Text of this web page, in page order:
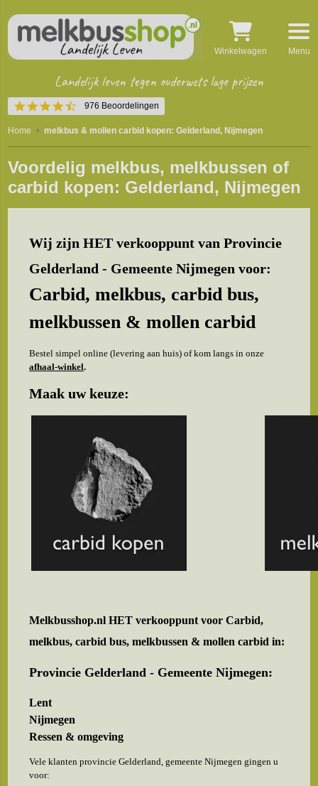
4.5
star
rating
976 Beoordelingen
Landelijk leven tegen ouderwets lage prijzen
Winkelwagen Menu
Home melkbus & mollen carbid kopen: Gelderland, Nijmegen
Voordelig melkbus, melkbussen of
carbid kopen: Gelderland, Nijmegen
Wij zijn HET verkooppunt van Provincie
Gelderland - Gemeente Nijmegen voor:
Carbid, melkbus, carbid bus,
melkbussen & mollen carbid
Bestel simpel online (levering aan huis) of kom langs in onze
afhaal-winkel.
Maak uw keuze:
Melkbusshop.nl HET verkooppunt voorCarbid,
melkbus, carbid bus, melkbussen & mollen carbid in:
Provincie Gelderland - Gemeente Nijmegen:
Lent
Nijmegen
Ressen & omgeving
Vele klanten provincie Gelderland, gemeente Nijmegen gingen u
voor: